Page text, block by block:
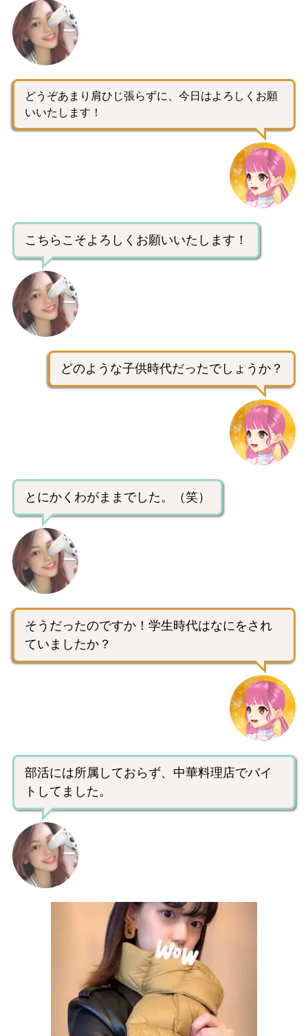
どうぞあまり肩ひじ張らずに、今日はよろしくお願
いいたします！
こちらこそよろしくお願いいたします！
どのような子供時代だったでしょうか？
とにかくわがままでした。（笑）
そうだったのですか！学生時代はなにをされ
ていましたか？
部活には所属しておらず、中華料理店でバイ
トしてました。